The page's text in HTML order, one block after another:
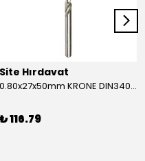
Site Hırdavat
0.80x27x50mm KRONE DIN340 UZUN MATKAP UCU HSS 10 Adet
₺ 116.79